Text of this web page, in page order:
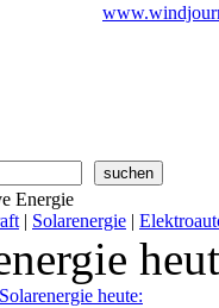
Energie
| Solarenergie |
heute: